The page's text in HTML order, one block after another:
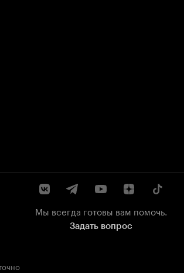
Мы всегда готовы вам помочь.
Задать вопрос